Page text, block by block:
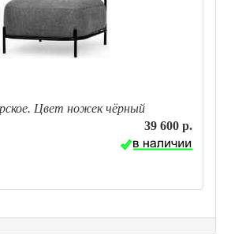
Цвет ножек чёрный
39 600 р.